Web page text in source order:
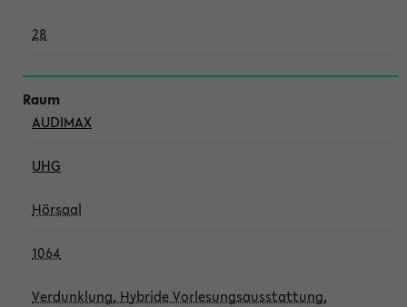
28
AUDIMAX
UHG
Hörsaal
1064
Verdunklung, Hybride Vorlesungsausstattung,